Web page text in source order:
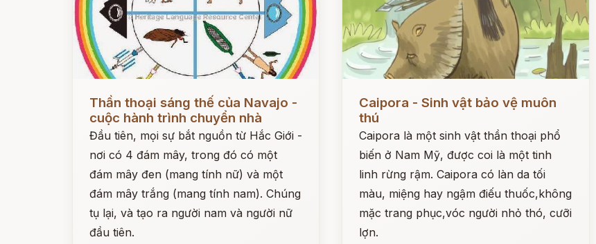
Đọc ngay
Thần thoại sáng thế của Navajo -
cuộc hành trình chuyển nhà
Đầu tiên, mọi sự bắt nguồn từ Hắc Giới -
nơi có 4 đám mây, trong đó có một
đám mây đen (mang tính nữ) và một
đám mây trắng (mang tính nam). Chúng
tụ lại, và tạo ra người nam và người nữ
đầu tiên.
Caipora - Sinh vật bảo vệ muôn
thú
Caipora là một sinh vật thần thoại phổ
biến ở Nam Mỹ, được coi là một tinh
linh rừng rậm. Caipora có làn da tối
màu, miệng hay ngậm điếu thuốc,không
mặc trang phục,vóc người nhỏ thó, cưỡi
lợn.